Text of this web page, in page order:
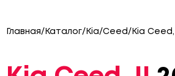
Главная/ Каталог/ Kia/Ceed / Kia